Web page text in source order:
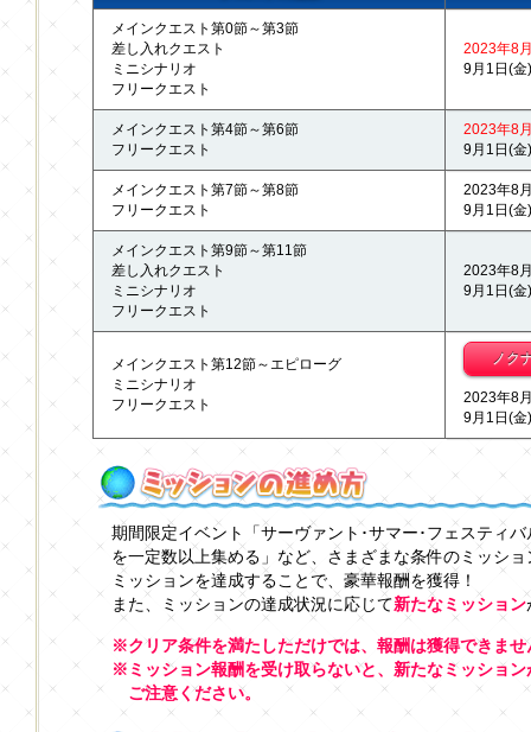
メインクエスト第0節～第3節
差し入れクエスト
ミニシナリオ
フリークエスト
2023年8
9月1日(金
メインクエスト第4節～第6節
フリークエスト
2023年8
9月1日(金
メインクエスト第7節～第8節
フリークエスト
2023年8
9月1日(金
メインクエスト第9節～第11節
差し入れクエスト
ミニシナリオ
フリークエスト
2023年8
9月1日(金
メインクエスト第12節～エピローグ
ミニシナリオ
フリークエスト
ノク
2023年8
9月1日(金
期間限定イベント「サーヴァント･サマー･フェスティ
を一定数以上集める」など、さまざまな条件のミッシ
ミッションを達成することで、豪華報酬を獲得！
また、ミッションの達成状況に応じて新たなミッション
※クリア条件を満たしただけでは、報酬は獲得できま
※ミッション報酬を受け取らないと、新たなミッショ
ご注意ください。